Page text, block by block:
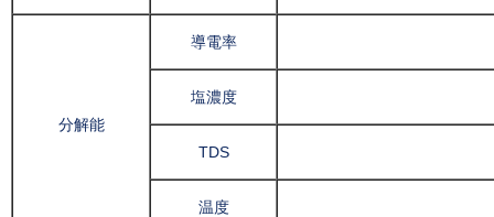
分解能
導電率
塩濃度
TDS
温度